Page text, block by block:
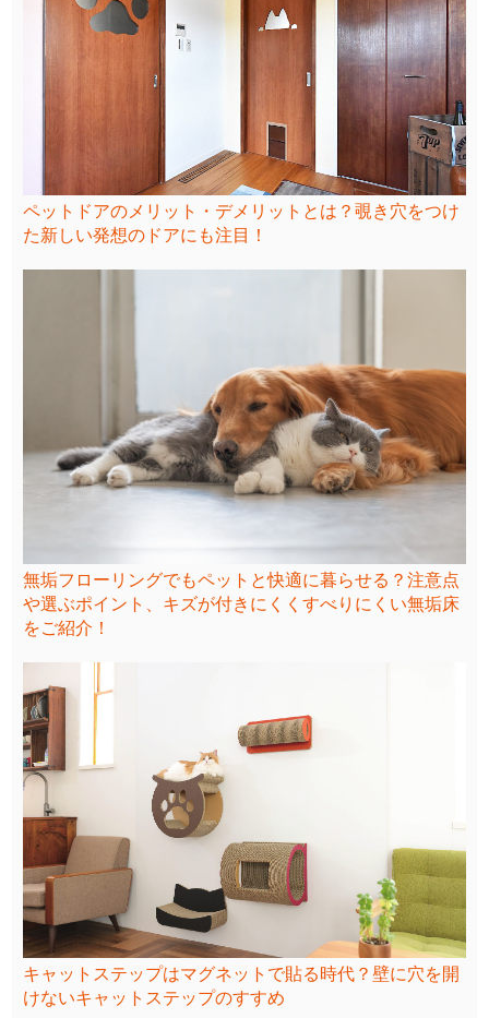
ペットドアのメリット・デメリットとは？覗き穴をつけ
た新しい発想のドアにも注目！
無垢フローリングでもペットと快適に暮らせる？注意点
や選ぶポイント、キズが付きにくくすべりにくい無垢床
をご紹介！
キャットステップはマグネットで貼る時代？壁に穴を開
けないキャットステップのすすめ